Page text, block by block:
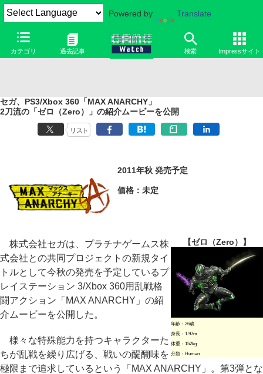
Powered by Translate
カテゴリ 過去記事 検索 Impressサイト
セガ、PS3/Xbox 360「MAX ANARCHY」
2刀流の「ゼロ（Zero）」の紹介ムービーを公開
リスト
2011年秋 発売予定
価格：未定
【ゼロ（Zero）】
年齢：26歳
身長：1.97m
体重：152kg
分類：Human
株式会社セガは、プラチナゲームス株
式会社との共同プロジェクトの新規タイ
トルとして今秋の発売を予定しているプ
レイステーション 3/Xbox 360用乱戦格
闘アクション「MAX ANARCHY」の紹
介ムービーを公開した。
様々な特殊能力を持つキャラクターた
ちが乱戦を繰り広げる、戦いの醍醐味を
極限まで追求しているという「MAX ANARCHY」。第3弾とな